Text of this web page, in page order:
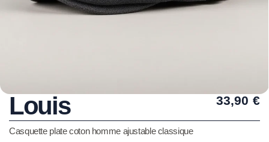
Louis 33,90 €
Casquette plate coton homme ajustable classique